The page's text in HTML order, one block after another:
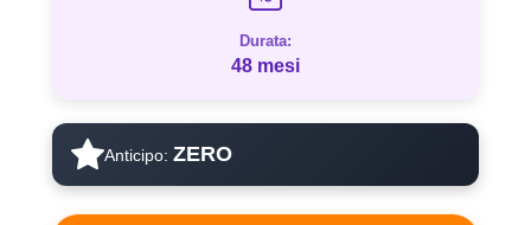
Durata:
48 mesi
Anticipo: ZERO